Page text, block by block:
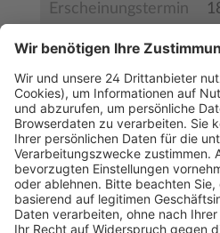
Erscheinungstermin
Bestell-Nr.
ISBN